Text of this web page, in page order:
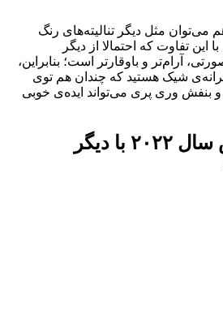
سال ۲۰۲۲ را هم می‌توان مثل دیگر تنالیته‌های رنگ
تفاوت که احتمالا از دیگر
آرام‌تر و باوقارتر است؛ بنابراین،
شیک هستید که چندان هم توی
وری پری می‌تواند ایده‌ی خوبی
۲. ست رنگ لباس سال ۲۰۲۲ با دیگر